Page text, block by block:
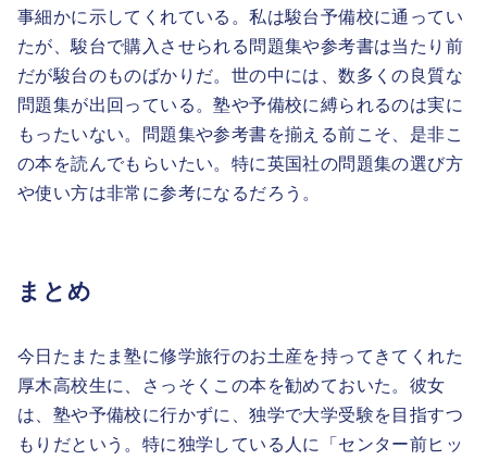
事細かに示してくれている。私は駿台予備校に通ってい
たが、駿台で購入させられる問題集や参考書は当たり前
だが駿台のものばかりだ。世の中には、数多くの良質な
問題集が出回っている。塾や予備校に縛られるのは実に
もったいない。問題集や参考書を揃える前こそ、是非こ
の本を読んでもらいたい。特に英国社の問題集の選び方
や使い方は非常に参考になるだろう。
まとめ
今日たまたま塾に修学旅行のお土産を持ってきてくれた
厚木高校生に、さっそくこの本を勧めておいた。彼女
は、塾や予備校に行かずに、独学で大学受験を目指すつ
もりだという。特に独学している人に「センター前ヒッ